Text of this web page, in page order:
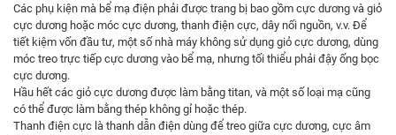
Các phụ kiện mà bể mạ điện phải được trang bị bao gồm cực dương và giỏ
cực dương hoặc móc cực dương, thanh điện cực, dây nối nguồn, v.v. Để
tiết kiệm vốn đầu tư, một số nhà máy không sử dụng giỏ cực dương, dùng
móc treo trực tiếp cực dương vào bể mạ, nhưng tối thiểu phải đậy ống bọc
cực dương.
Hầu hết các giỏ cực dương được làm bằng titan, và một số loại mạ cũng
có thể được làm bằng thép không gỉ hoặc thép.
Thanh điện cực là thanh dẫn điện dùng để treo giữa cực dương, cực âm